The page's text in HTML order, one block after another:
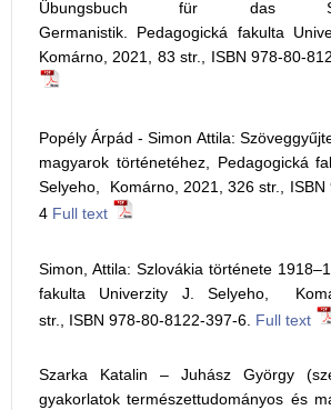
Übungsbuch für das
Germanistik. Pedagogická fakulta
Komárno, 2021, 83 str., ISBN 978-80-
Popély Árpád - Simon Attila:
magyarok történetéhez, Pedagogická
Selyeho, Komárno, 2021, 326 str., ISBN
4 Full text
Simon, Attila: Szlovákia története
fakulta Univerzity J. Selyeho,
str., ISBN 978-80-8122-397-6. Full text
Szarka Katalin – Juhász György
gyakorlatok természettudományos és